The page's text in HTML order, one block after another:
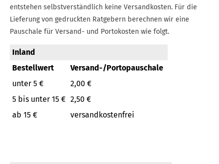
Buch
entstehen selbstverständlich keine Versandkosten. Für die
Lieferung von gedruckten Ratgebern berechnen wir eine
Pauschale für Versand- und Portokosten wie folgt.
Inland
Bestellwert
Versand-/Portopauschale
unter 5 €
2,00 €
5 bis unter 15 € 2,50 €
ab 15 €
versandkostenfrei